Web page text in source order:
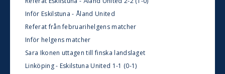
Inför Eskilstuna - Åland United
Referat från februarihelgens matcher
Inför helgens matcher
Sara Ikonen uttagen till finska landslaget
Linköping - Eskilstuna United 1-1 (0-1)